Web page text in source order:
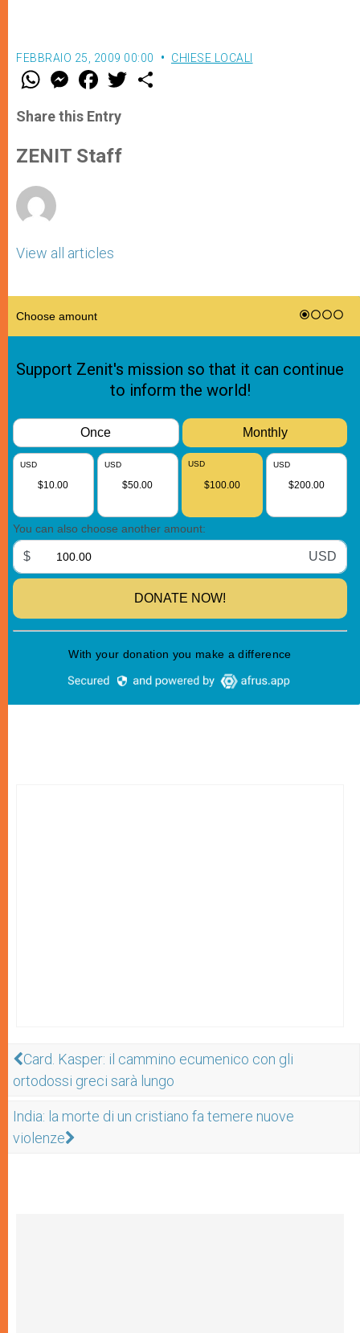
FEBBRAIO 25, 2009 00:00 CHIESE LOCALI
W
t
s
p
p
M
e
s
e
g
e
F
a
e
b
o
k
w
Share this Entry
ZENIT Staff
View all articles
Card. Kasper: il cammino ecumenico con gli
ortodossi greci sarà lungo
India: la morte di un cristiano fa temere nuove
violenze